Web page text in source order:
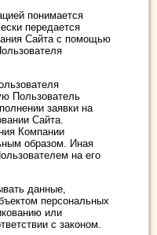
понимается
передается
Сайта с помощью
Пользователь
заявки на
Сайта.
Компании
образом. Иная
на его
данные,
персональных
или
с законом.